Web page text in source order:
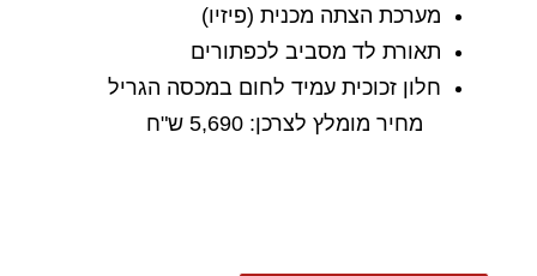
מערכת הצתה מכנית (פיזיו)
תאורת לד מסביב לכפתורים
חלון זכוכית עמיד לחום במכסה הגריל
מחיר מומלץ לצרכן: 5,690 ש"ח